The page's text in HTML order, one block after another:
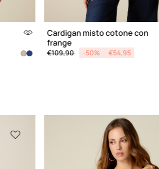
Cardigan misto cotone con
frange
Price reduced from
€109,90to -50% €54,95